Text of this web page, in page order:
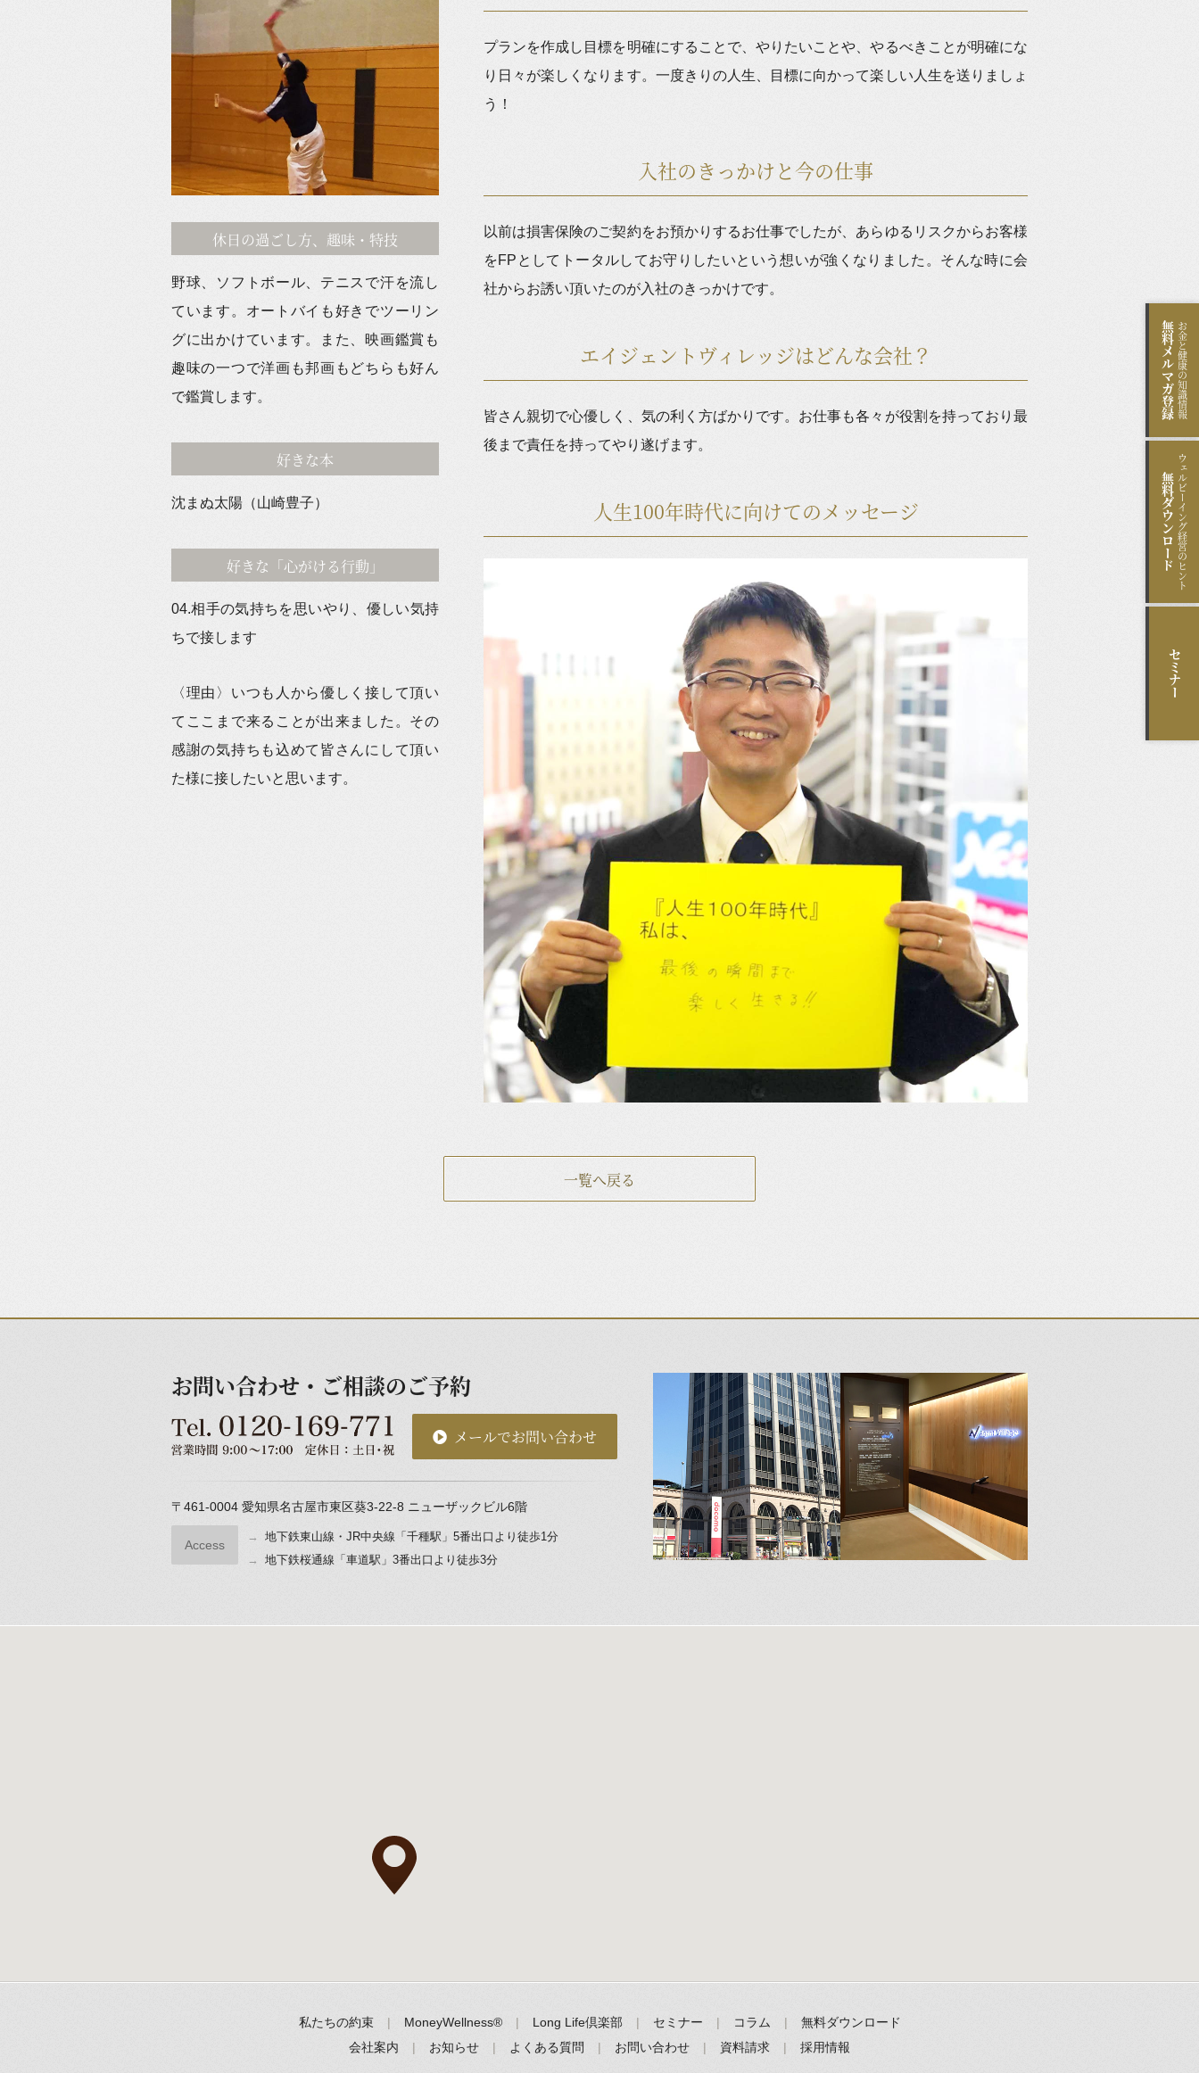
休日の過ごし方、趣味・特技
野球、ソフトボール、テニスで汗を流し
ています。オートバイも好きでツーリン
グに出かけています。また、映画鑑賞も
趣味の一つで洋画も邦画もどちらも好ん
で鑑賞します。
好きな本
沈まぬ太陽（山崎豊子）
好きな「心がける行動」
04.相手の気持ちを思いやり、優しい気持
ちで接します
〈理由〉いつも人から優しく接して頂い
てここまで来ることが出来ました。その
感謝の気持ちも込めて皆さんにして頂い
た様に接したいと思います。
プランを作成し目標を明確にすることで、やりたいことや、やるべきことが明確にな
り日々が楽しくなります。一度きりの人生、目標に向かって楽しい人生を送りましょ
う！
入社のきっかけと今の仕事
以前は損害保険のご契約をお預かりするお仕事でしたが、あらゆるリスクからお客様
をFPとしてトータルしてお守りしたいという想いが強くなりました。そんな時に会
社からお誘い頂いたのが入社のきっかけです。
エイジェントヴィレッジはどんな会社？
皆さん親切で心優しく、気の利く方ばかりです。お仕事も各々が役割を持っており最
後まで責任を持ってやり遂げます。
人生100年時代に向けてのメッセージ
一覧へ戻る
お問い合わせ・ご相談のご予約
メールでお問い合わせ
〒461-0004 愛知県名古屋市東区葵3-22-8 ニューザックビル6階
Access
地下鉄東山線・JR中央線「千種駅」 5番出口より徒歩1分
地下鉄桜通線「車道駅」 3番出口より徒歩3分
私たちの約束 MoneyWellness® Long Life倶楽部 セミナー コラム
無料ダウンロード
会社案内
お知らせ よくある質問 お問い合わせ 資料請求 採用情報
お金と健康の知識情報
無料
メルマガ登録
ウェルビーイング経営のヒント
無料
ダウンロード
セミナー